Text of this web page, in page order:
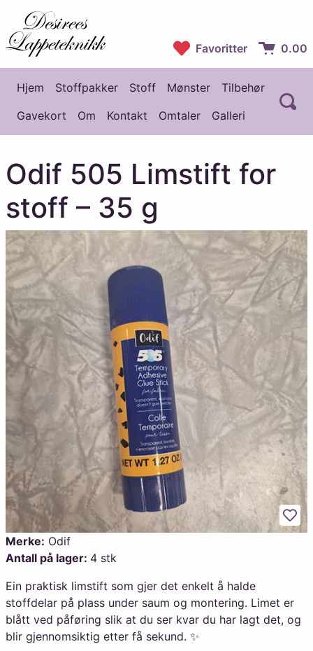
Desirees Lappeteknikk
Favoritter 0.00
Hovedmeny
Hjem Stoffpakker Stoff Mønster
Tilbehør
Gavekort
Om Kontakt Omtaler Galleri
Odif 505 Limstift for
stoff – 35 g
Merke: Odif
Antall på lager: 4 stk
Ein praktisk limstift som gjer det enkelt å halde
stoffdelar på plass under saum og montering. Limet er
blått ved påføring slik at du ser kvar du har lagt det, og
blir gjennomsiktig etter få sekund. ✨